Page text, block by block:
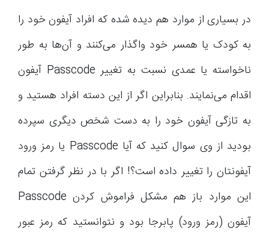
در بسیاری از موارد هم دیده شده که افراد آیفون خود را
به کودک یا همسر خود واگذار می‌کنند و آن‌ها به طور
ناخواسته یا عمدی نسبت به تغییر Passcode آیفون
اقدام می‌نمایند. بنابراین اگر از این دسته افراد هستید و
به تازگی آیفون خود را به دست شخص دیگری سپرده
بودید از وی سوال کنید که آیا Passcode یا رمز ورود
آیفونتان را تغییر داده است؟! اگر با در نظر گرفتن تمام
این موارد باز هم مشکل فراموش کردن Passcode
آیفون (رمز ورود) پابرجا بود و نتوانستید که رمز عبور